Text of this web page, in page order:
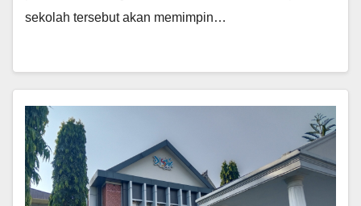
sekolah tersebut akan memimpin…